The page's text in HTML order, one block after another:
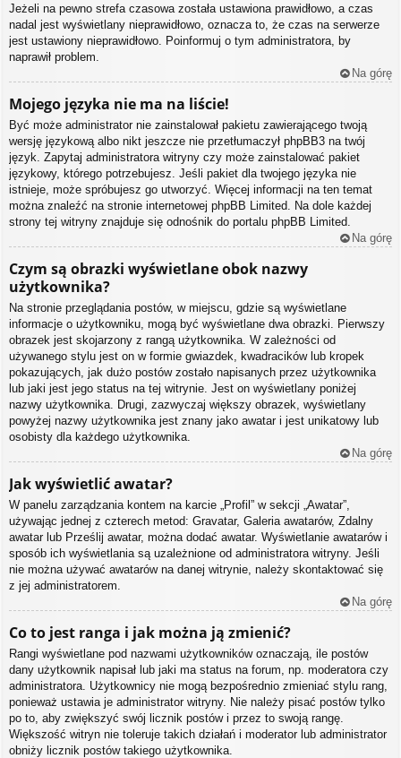
Jeżeli na pewno strefa czasowa została ustawiona prawidłowo, a czas
nadal jest wyświetlany nieprawidłowo, oznacza to, że czas na serwerze
jest ustawiony nieprawidłowo. Poinformuj o tym administratora, by
naprawił problem.
Na górę
Mojego języka nie ma na liście!
Być może administrator nie zainstalował pakietu zawierającego twoją
wersję językową albo nikt jeszcze nie przetłumaczył phpBB3 na twój
język. Zapytaj administratora witryny czy może zainstalować pakiet
językowy, którego potrzebujesz. Jeśli pakiet dla twojego języka nie
istnieje, może spróbujesz go utworzyć. Więcej informacji na ten temat
można znaleźć na stronie internetowej phpBB Limited. Na dole każdej
strony tej witryny znajduje się odnośnik do portalu phpBB Limited.
Na górę
Czym są obrazki wyświetlane obok nazwy
użytkownika?
Na stronie przeglądania postów, w miejscu, gdzie są wyświetlane
informacje o użytkowniku, mogą być wyświetlane dwa obrazki. Pierwszy
obrazek jest skojarzony z rangą użytkownika. W zależności od
używanego stylu jest on w formie gwiazdek, kwadracików lub kropek
pokazujących, jak dużo postów zostało napisanych przez użytkownika
lub jaki jest jego status na tej witrynie. Jest on wyświetlany poniżej
nazwy użytkownika. Drugi, zazwyczaj większy obrazek, wyświetlany
powyżej nazwy użytkownika jest znany jako awatar i jest unikatowy lub
osobisty dla każdego użytkownika.
Na górę
Jak wyświetlić awatar?
W panelu zarządzania kontem na karcie „Profil” w sekcji „Awatar”,
używając jednej z czterech metod: Gravatar, Galeria awatarów, Zdalny
awatar lub Prześlij awatar, można dodać awatar. Wyświetlanie awatarów i
sposób ich wyświetlania są uzależnione od administratora witryny. Jeśli
nie można używać awatarów na danej witrynie, należy skontaktować się
z jej administratorem.
Na górę
Co to jest ranga i jak można ją zmienić?
Rangi wyświetlane pod nazwami użytkowników oznaczają, ile postów
dany użytkownik napisał lub jaki ma status na forum, np. moderatora czy
administratora. Użytkownicy nie mogą bezpośrednio zmieniać stylu rang,
ponieważ ustawia je administrator witryny. Nie należy pisać postów tylko
po to, aby zwiększyć swój licznik postów i przez to swoją rangę.
Większość witryn nie toleruje takich działań i moderator lub administrator
obniży licznik postów takiego użytkownika.